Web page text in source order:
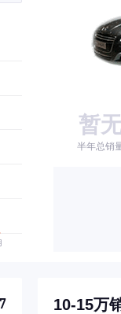
暂
半年总销
10-15万